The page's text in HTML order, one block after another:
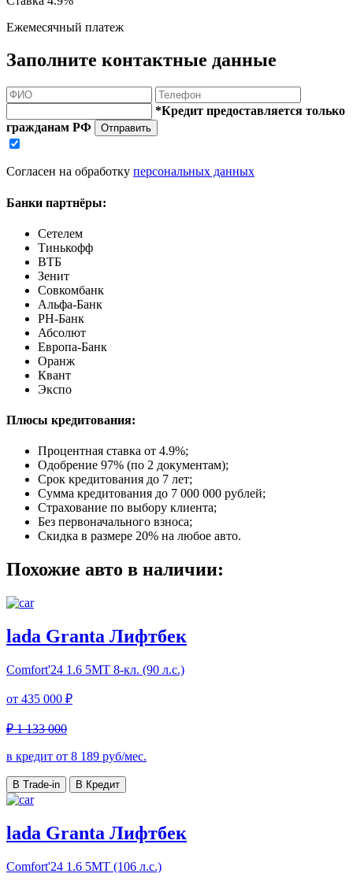
Ежемесячный платеж
Заполните контактные данные
*Кредит предоставляется только
гражданам РФ
Отправить
Согласен на обработку персональных данных
Банки партнёры:
Сетелем
Тинькофф
ВТБ
Зенит
Совкомбанк
Альфа-Банк
РН-Банк
Абсолют
Европа-Банк
Оранж
Квант
Экспо
Плюсы кредитования:
Процентная ставка от 4.9%;
Одобрение 97% (по 2 документам);
Срок кредитования до 7 лет;
Сумма кредитования до 7 000 000 рублей;
Страхование по выбору клиента;
Без первоначального взноса;
Скидка в размере 20% на любое авто.
Похожие авто в наличии:
lada Granta Лифтбек
Comfort'24 1.6 5МТ 8-кл. (90 л.с.)
от 435 000 ₽
₽ 1 133 000
в кредит от 8 189 руб/мес.
В Trade-in В Кредит
lada Granta Лифтбек
Comfort'24 1.6 5МТ (106 л.с.)